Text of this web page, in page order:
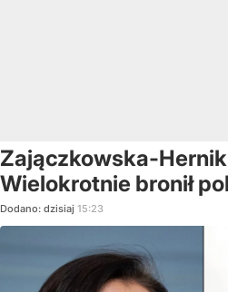
Zajączkowska-
Wielokrotnie bronił
Dodano: dzisiaj 15:23